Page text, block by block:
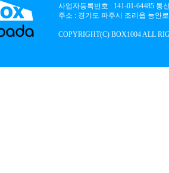
사업자등록번호 : 141-01-64485
주소 : 경기도 파주시 조리읍 능안
COPYRIGHT(C) BOX1004 ALL